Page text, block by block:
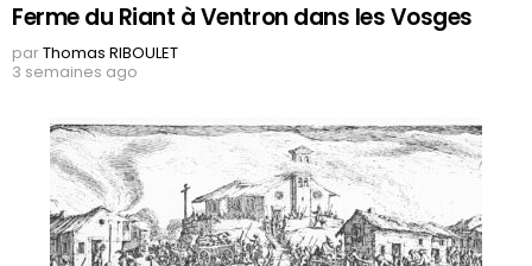
Ferme du Riant à Ventron dans les Vosges
parThomas RIBOULET
3 semaines ago